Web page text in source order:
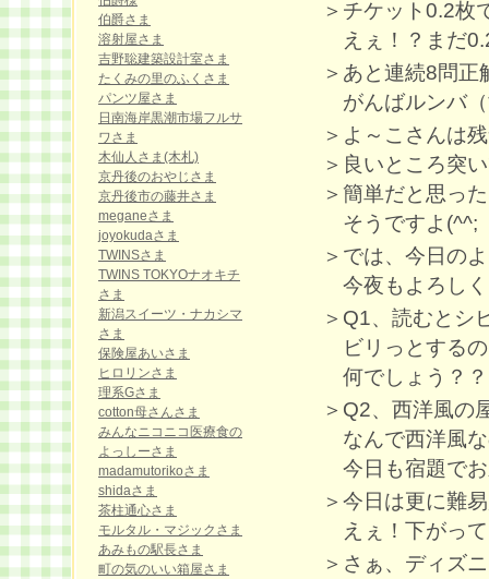
＞チケット0.2枚
えぇ！？まだ
＞あと連続8問
がんばルンバ
＞よ～こさんは
＞良いところ突
＞簡単だと思っ
そうですよ(^^;
＞では、今日の
今夜もよろし
＞Q1、読むとシ
ビリっとする
何でしょう？
＞Q2、西洋風の
なんで西洋風
今日も宿題で
＞今日は更に難
えぇ！下がっ
＞さぁ、ディズ
伯爵さま
溶射屋さま
吉野聡建築設計室さま
たくみの里のふくさま
パンツ屋さま
日南海岸黒潮市場フルサ
ワさま
木仙人さま(木札)
京丹後のおやじさま
京丹後市の藤井さま
meganeさま
joyokudaさま
TWINSさま
TWINS TOKYOナオキチ
さま
新潟スイーツ・ナカシマ
さま
保険屋あいさま
ヒロリンさま
理系Gさま
cotton母さんさま
みんなニコニコ医療食の
よっしーさま
madamutorikoさま
shidaさま
茶柱通心さま
モルタル・マジックさま
あみもの駅長さま
町の気のいい箱屋さま